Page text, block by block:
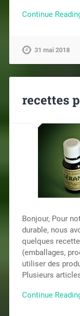
Continue
31 mai 2018
recettes
Bonjour, Pour
durable, nous
quelques
(emballages,
utiliser des
Plusieurs
Continue